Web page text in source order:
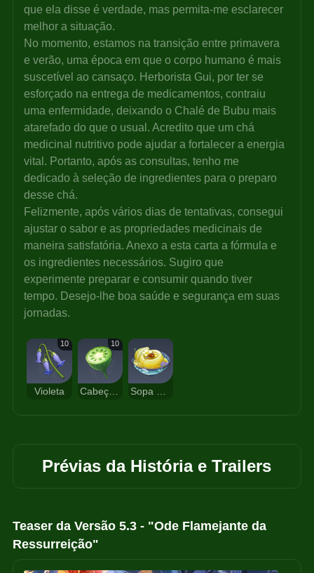
que ela disse é verdade, mas permita-me esclarecer
melhor a situação.
No momento, estamos na transição entre primavera
e verão, uma época em que o corpo humano é mais
suscetível ao cansaço. Herborista Gui, por ter se
esforçado na entrega de medicamentos, contraiu
uma enfermidade, deixando o Chalé de Bubu mais
atarefado do que o usual. Acredito que um chá
medicinal nutritivo pode ajudar a fortalecer a energia
vital. Portanto, após as consultas, tenho me
dedicado à seleção de ingredientes para o preparo
desse chá.
Felizmente, após vários dias de tentativas, consegui
ajustar o sabor e as propriedades medicinais de
maneira satisfatória. Anexo a esta carta a fórmula e
os ingredientes necessários. Sugiro que
experimente preparar e consumir quando tiver
tempo. Desejo-lhe boa saúde e segurança em suas
jornadas.
10
Violeta
10
Cabeças de Lótus Sopa Extintora
Prévias da História e Trailers
Teaser da Versão 5.3 - "Ode Flamejante da
Ressurreição"